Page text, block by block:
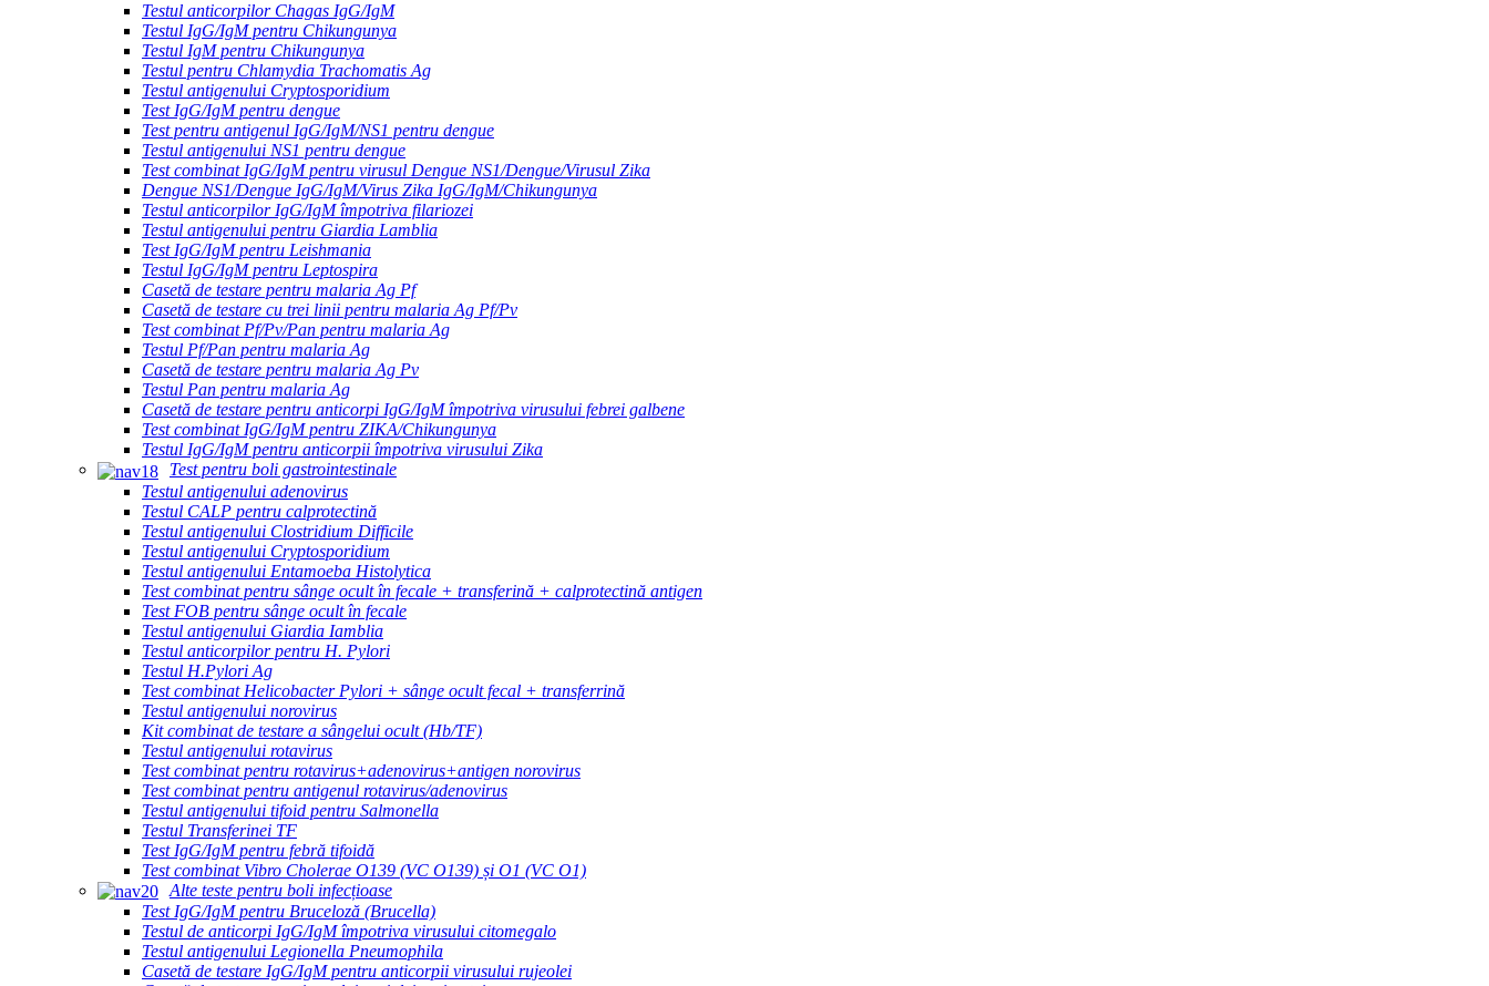
Testul anticorpilor Chagas IgG/IgM
Testul IgG/IgM pentru Chikungunya
Testul IgM pentru Chikungunya
Testul pentru Chlamydia Trachomatis Ag
Testul antigenului Cryptosporidium
Test IgG/IgM pentru dengue
Test pentru antigenul IgG/IgM/NS1 pentru dengue
Testul antigenului NS1 pentru dengue
Test combinat IgG/IgM pentru virusul Dengue NS1/Dengue/Virusul Zika
Dengue NS1/Dengue IgG/IgM/Virus Zika IgG/IgM/Chikungunya
Testul anticorpilor IgG/IgM împotriva filariozei
Testul antigenului pentru Giardia Lamblia
Test IgG/IgM pentru Leishmania
Testul IgG/IgM pentru Leptospira
Casetă de testare pentru malaria Ag Pf
Casetă de testare cu trei linii pentru malaria Ag Pf/Pv
Test combinat Pf/Pv/Pan pentru malaria Ag
Testul Pf/Pan pentru malaria Ag
Casetă de testare pentru malaria Ag Pv
Testul Pan pentru malaria Ag
Casetă de testare pentru anticorpi IgG/IgM împotriva virusului febrei galbene
Test combinat IgG/IgM pentru ZIKA/Chikungunya
Testul IgG/IgM pentru anticorpii împotriva virusului Zika
Test pentru boli gastrointestinale
Testul antigenului adenovirus
Testul CALP pentru calprotectină
Testul antigenului Clostridium Difficile
Testul antigenului Cryptosporidium
Testul antigenului Entamoeba Histolytica
Test combinat pentru sânge ocult în fecale + transferină + calprotectină antigen
Test FOB pentru sânge ocult în fecale
Testul antigenului Giardia Iamblia
Testul anticorpilor pentru H. Pylori
Testul H.Pylori Ag
Test combinat Helicobacter Pylori + sânge ocult fecal + transferrină
Testul antigenului norovirus
Kit combinat de testare a sângelui ocult (Hb/TF)
Testul antigenului rotavirus
Test combinat pentru rotavirus+adenovirus+antigen norovirus
Test combinat pentru antigenul rotavirus/adenovirus
Testul antigenului tifoid pentru Salmonella
Testul Transferinei TF
Test IgG/IgM pentru febră tifoidă
Test combinat Vibro Cholerae O139 (VC O139) și O1 (VC O1)
Alte teste pentru boli infecțioase
Test IgG/IgM pentru Bruceloză (Brucella)
Testul de anticorpi IgG/IgM împotriva virusului citomegalo
Testul antigenului Legionella Pneumophila
Casetă de testare IgG/IgM pentru anticorpii virusului rujeolei